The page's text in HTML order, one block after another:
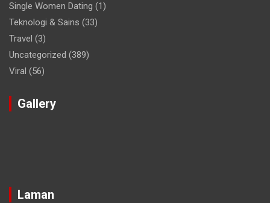
Single Women Dating (1)
Teknologi & Sains (33)
Travel (3)
Uncategorized (389)
Viral (56)
Gallery
Laman